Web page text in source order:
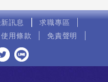
訊息
求職專區
使用條款 免責聲明
享至Google+
分享至Twitter